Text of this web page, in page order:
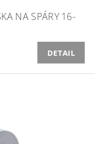
NA SPÁRY 16-
DETAIL